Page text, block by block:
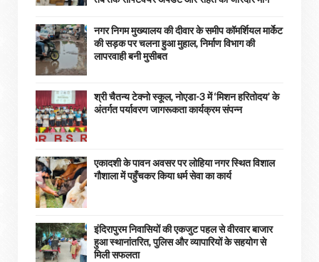
नगर निगम मुख्यालय की दीवार के समीप कॉमर्शियल मार्केट
की सड़क पर चलना हुआ मुहाल, निर्माण विभाग की
लापरवाही बनी मुसीबत
श्री चैतन्य टेक्नो स्कूल, नोएडा-3 में ‘मिशन हरितोदय’ के
अंतर्गत पर्यावरण जागरूकता कार्यक्रम संपन्न
एकादशी के पावन अवसर पर लोहिया नगर स्थित विशाल
गौशाला में पहुँचकर किया धर्म सेवा का कार्य
इंदिरापुरम निवासियों की एकजुट पहल से वीरवार बाजार
हुआ स्थानांतरित, पुलिस और व्यापारियों के सहयोग से
मिली सफलता